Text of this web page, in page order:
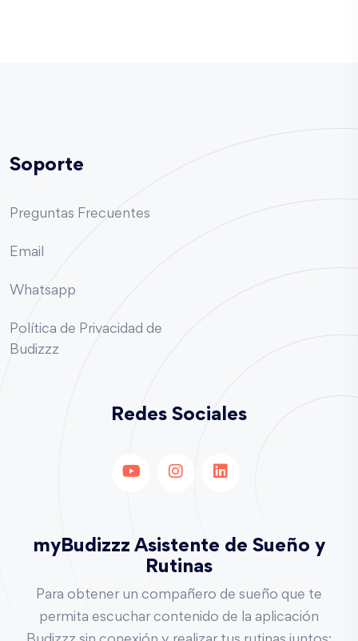
Soporte
Preguntas Frecuentes
Email
Whatsapp
Política de Privacidad de
Budizzz
Redes Sociales
myBudizzz Asistente de Sueño y
Rutinas
Para obtener un compañero de sueño que te
permita escuchar contenido de la aplicación